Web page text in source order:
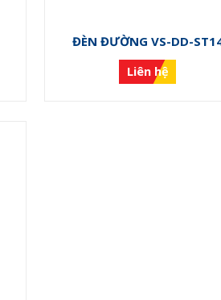
ĐÈN ĐƯỜNG VS-DD-
Liên hệ